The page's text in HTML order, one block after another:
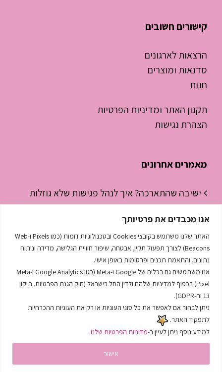
אנו מכבדים את פרטיותך
האתר שלנו משתמש בקובצי Cookies ובטכנולוגיות דומות (כמו Pixels ו-Web
Beacons) לצורך תפעול תקין, אבטחה, שיפור חוויית הגלישה, מדידה וניתוח
נתונים, והתאמת תכנים ופרסומות באופן אישי.
אנו משתמשים גם בכלים של Google ו-Meta (כגון Google Analytics ו-Meta
Pixel) בכפוף למדיניות שלהם ולדין החל בישראל (חוק הגנת הפרטיות, תיקון
13 וה-GDPR).
ניתן לבחור אם לאפשר את כל סוגי העוגיות או רק את העוגיות ההכרחיות
לתפקוד האתר.
למידע נוסף ניתן לעיין ב-מדיניות הפרטיות שלנו.
אישור
קישורים חשובים
הרצאות לארגונים
סדנאות ומוצרים
חנות
תקנון האתר ומדיניות הפרטיות
הצהרת נגישות
מאמרים אחרונים
ישיבה שהתארכה? איך לנהל פגישות שלא גוזלות
חצי יום עבודה
ניהול זמן לסטודנטים – איך להפסיק “לכבות
שריפות” ולהתחיל לנהל את היום
השפה הסודית שמנהלת לך את העסק